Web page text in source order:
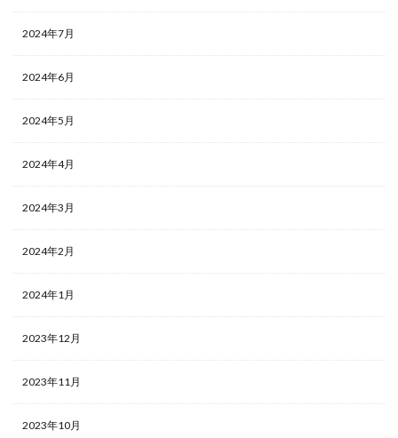
2024年7月
2024年6月
2024年5月
2024年4月
2024年3月
2024年2月
2024年1月
2023年12月
2023年11月
2023年10月